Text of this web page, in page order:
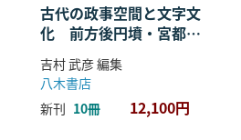
古代の政事空間と文字文
化 前方後円墳・宮都・
吉村 武彦 編集
八木書店
新刊 10冊 12,100円